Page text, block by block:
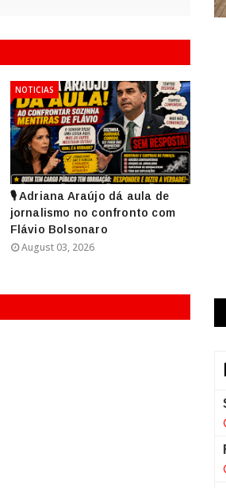
NOTICIAS
🎙️ Adriana Araújo dá aula de
jornalismo no confronto com
Flávio Bolsonaro
August 03, 2026